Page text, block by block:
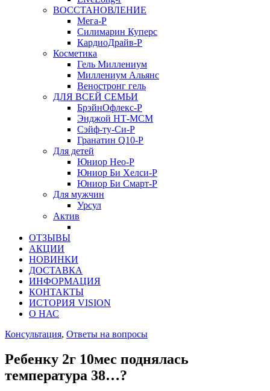
ВОССТАНОВЛЕНИЕ
Мега-Р
Силимарин Куперс
КардиоДрайв-Р
Косметика
Гель Миллениум
Миллениум Альянс
Веностронг гель
ДЛЯ ВСЕЙ СЕМЬИ
БрэйнОфлекс-Р
Энджой НТ-МСМ
Сэйф-ту-Си-Р
Гранатин Q10-Р
Для детей
Юниор Нео-Р
Юниор Би Хелси-Р
Юниор Би Смарт-Р
Для мужчин
Урсул
Актив
ОТЗЫВЫ
АКЦИИ
НОВИНКИ
ДОСТАВКА
ИНФОРМАЦИЯ
КОНТАКТЫ
ИСТОРИЯ VISION
О НАС
Консультация, Ответы на вопросы
Ребенку 2г 10мес поднялась
температура 38…?